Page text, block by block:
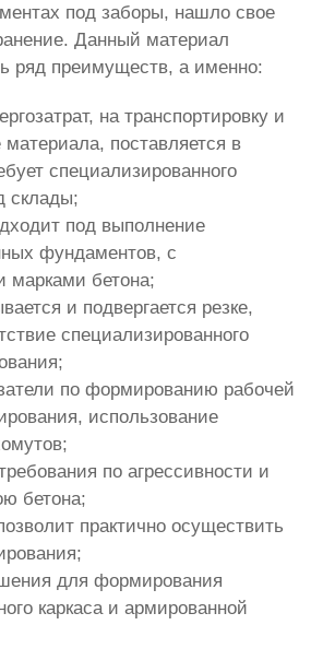
под заборы, нашло свое
Данный материал
ряд преимуществ, а именно:
на транспортировку и
поставляется в
специализированного
склады;
под выполнение
фундаментов, с
бетона;
и подвергается резке,
специализированного
по формированию рабочей
использование
по агрессивности и
бетона;
практично осуществить
для формирования
каркаса и армированной